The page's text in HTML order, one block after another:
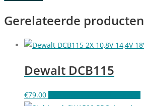
Gerelateerde producten
Dewalt DCB115
€79.00